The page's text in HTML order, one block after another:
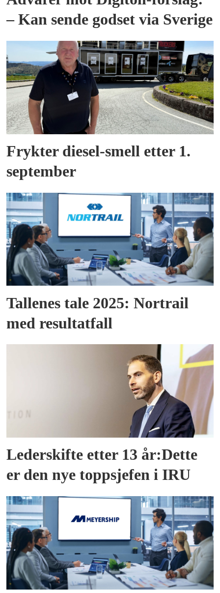
– Kan sende godset via Sverige
Frykter diesel-smell etter 1.
september
Tallenes tale 2025: Nortrail
med resultatfall
Lederskifte etter 13 år:Dette
er den nye toppsjefen i IRU